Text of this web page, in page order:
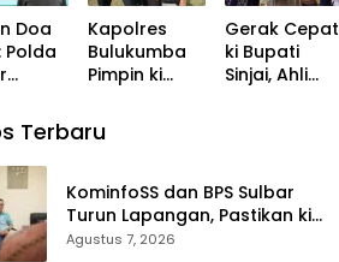
dan
Momentum
Perkuat
Konsolidasi
dan Evaluasi
Dakwah
Nyata di
Tengah
Musim
Kemarau
Doa
Polda
Kapolres
Bulukumba
Pimpin ki
Kasat,
Kasiwas, dan
Pelantikan
Kasi Humas
Gerak Cepat
ki Bupati
Sinjai, Ahli
Santunan
Kematian
Terbaru
KominfoSS dan BPS Sulbar
Turun Lapangan, Pastikan ki
Sensus Ekonomi 2026 Berjalan
Agustus 7, 2026